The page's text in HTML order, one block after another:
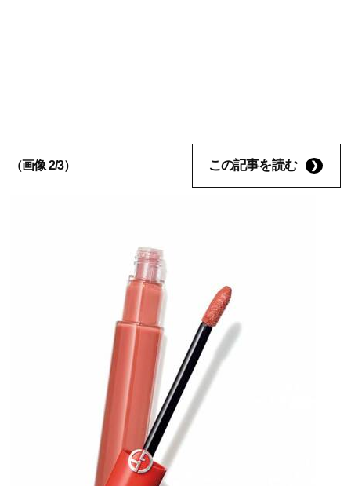
（画像 2/3） この記事を読む